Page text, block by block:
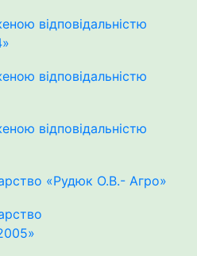
відповідальністю
відповідальністю
відповідальністю
«Рудюк О.В.- Агро»